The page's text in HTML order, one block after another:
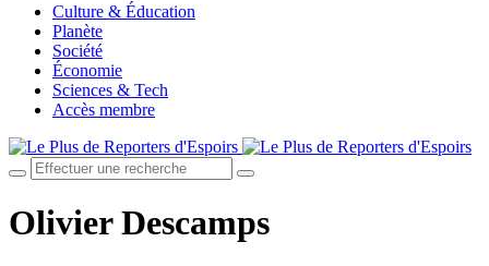
Culture & Éducation
Planète
Société
Économie
Sciences & Tech
Accès membre
Olivier Descamps